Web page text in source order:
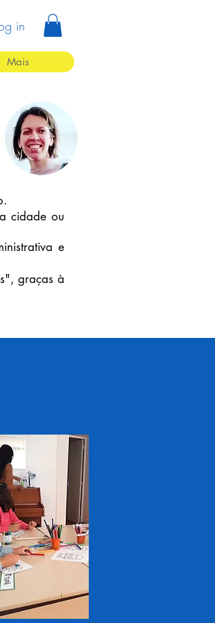
in
Mais
cidade ou
e
graças à